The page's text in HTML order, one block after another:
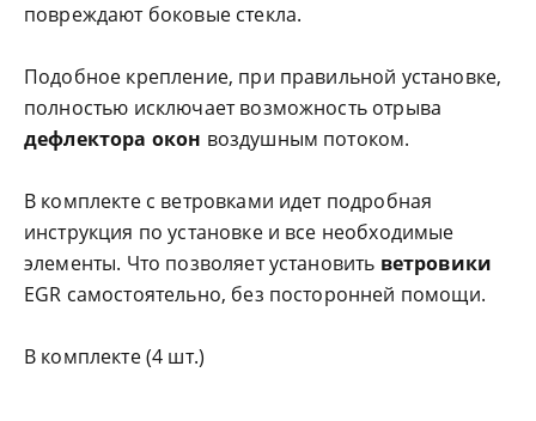
повреждают боковые стекла.
Подобное крепление, при правильной установке,
полностью исключает возможность отрыва
дефлектора окон воздушным потоком.
В комплекте с ветровками идет подробная
инструкция по установке и все необходимые
элементы. Что позволяет установить ветровики
EGR самостоятельно, без посторонней помощи.
В комплекте (4 шт.)